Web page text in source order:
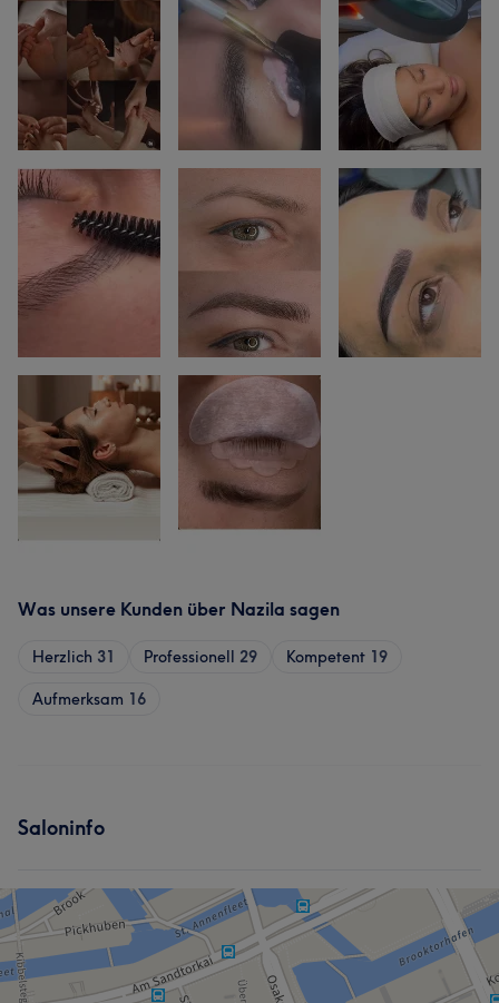
Was unsere Kunden über Nazila sagen
Herzlich 31 Professionell 29 Kompetent 19
Aufmerksam 16
Saloninfo